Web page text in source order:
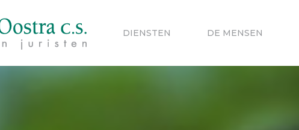
DIENSTEN DE MENSEN